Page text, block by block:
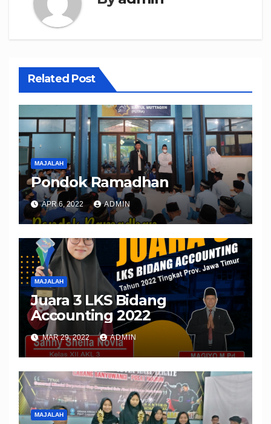
Related Post
MAJALAH
Pondok Ramadhan
APR 6, 2022 ADMIN
MAJALAH
Juara 3 LKS Bidang
Accounting 2022
MAR 29, 2022 ADMIN
MAJALAH